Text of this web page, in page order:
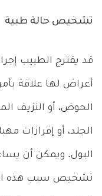
تشخيص حالة طبية
قد يقترح الطبيب
أعراض لها علاقة
الحوض، أو النزيف
الجلد، أو إفرازات
البول. ويمكن أن
تشخيص سبب هذه